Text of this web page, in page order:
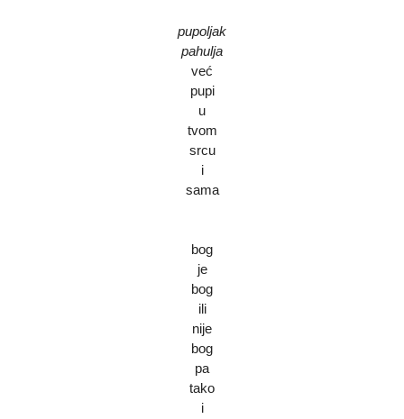
pupoljak
pahulja
već
pupi
u
tvom
srcu
i
sama
bog
je
bog
ili
nije
bog
pa
tako
i